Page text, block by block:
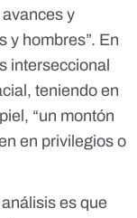
y
y hombres”. En
interseccional
, teniendo en
“un montón
en privilegios o
es que